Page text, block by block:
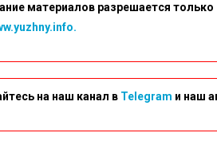
материалов разрешается
на наш канал в Telegram и наш